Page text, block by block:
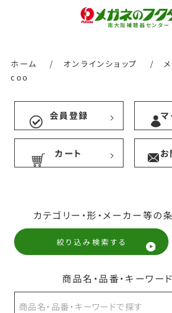
南大阪補聴器センター
サービス紹介
採用情報
ホーム / オンラインショップ /
coo
会員登録
カート
カテゴリー・形・メーカー等の
絞り込み検索する
商品名・品番・キーワー